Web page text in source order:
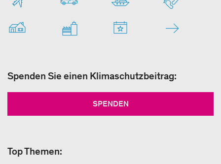
Spenden Sie einen Klimaschutzbeitrag:
SPENDEN
Top Themen: